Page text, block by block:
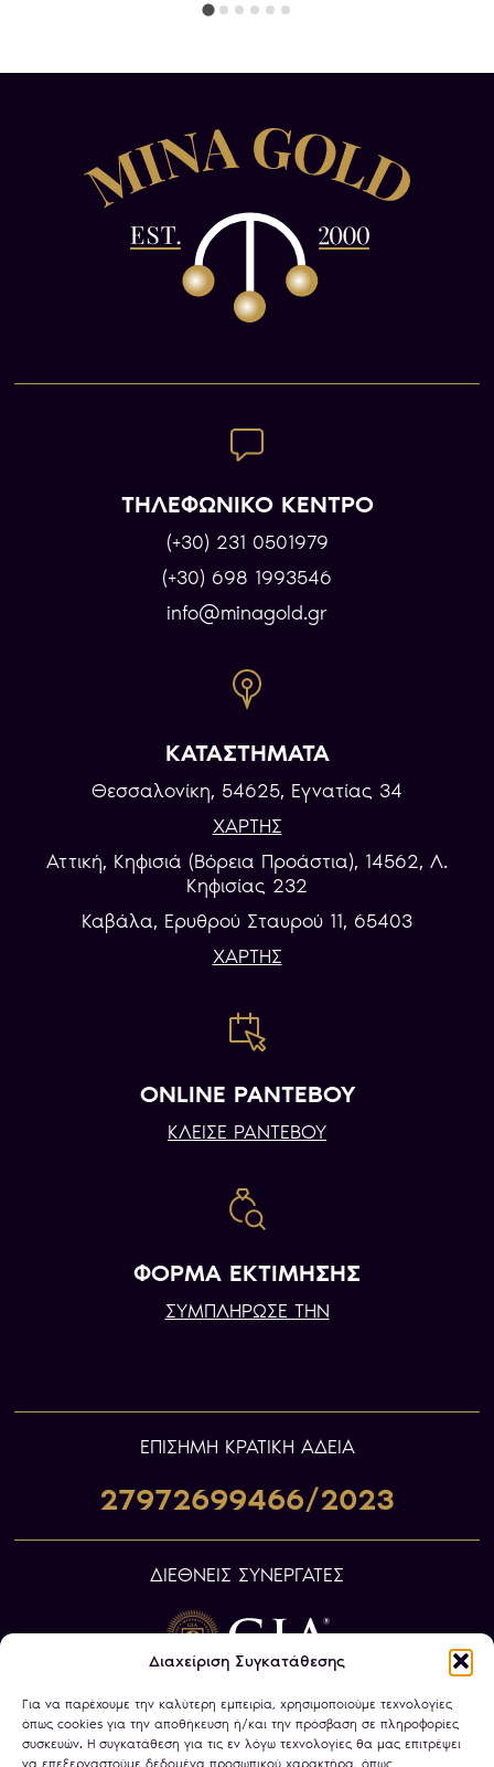
Διαχείριση Συγκατάθεσης
Για να παρέχουμε την καλύτερη εμπειρία, χρησιμοποιούμε τεχνολογίες
όπως cookies για την αποθήκευση ή/και την πρόσβαση σε πληροφορίες
συσκευών. Η συγκατάθεση για τις εν λόγω τεχνολογίες θα μας επιτρέψει
να επεξεργαστούμε δεδομένα προσωπικού χαρακτήρα, όπως
ΤΗΛΕΦΩΝΙΚΟ ΚΕΝΤΡΟ
(+30) 231 0501979
(+30) 698 1993546
info@minagold.gr
ΚΑΤΑΣΤΗΜΑΤΑ
Θεσσαλονίκη, 54625, Εγνατίας 34
ΧΑΡΤΗΣ
Αττική, Κηφισιά (Βόρεια Προάστια), 14562, Λ.
Κηφισίας 232
Καβάλα, Eρυθρού Σταυρού 11, 65403
ΧΑΡΤΗΣ
ONLINE ΡΑΝΤΕΒΟΥ
ΚΛΕΙΣΕ ΡΑΝΤΕΒΟΥ
ΦΟΡΜΑ ΕΚΤΙΜΗΣΗΣ
ΣΥΜΠΛΗΡΩΣΕ ΤΗΝ
ΕΠIΣΗΜΗ ΚΡΑΤΙΚΗ ΑΔΕΙΑ
27972699466/2023
ΔΙΕΘΝΕΙΣ ΣΥΝΕΡΓΑΤΕΣ